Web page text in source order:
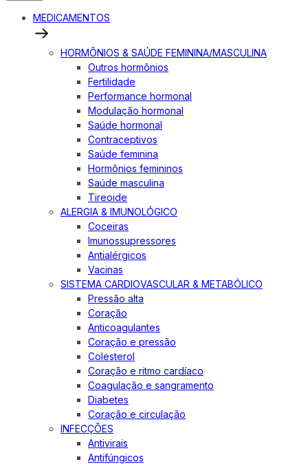
MEDICAMENTOS
HORMÔNIOS & SAÚDE FEMININA/MASCULINA
Outros hormônios
Fertilidade
Performance hormonal
Modulação hormonal
Saúde hormonal
Contraceptivos
Saúde feminina
Hormônios femininos
Saúde masculina
Tireoide
ALERGIA & IMUNOLÓGICO
Coceiras
Imunossupressores
Antialérgicos
Vacinas
SISTEMA CARDIOVASCULAR & METABÓLICO
Pressão alta
Coração
Anticoagulantes
Coração e pressão
Colesterol
Coração e ritmo cardíaco
Coagulação e sangramento
Diabetes
Coração e circulação
INFECÇÕES
Antivirais
Antifúngicos